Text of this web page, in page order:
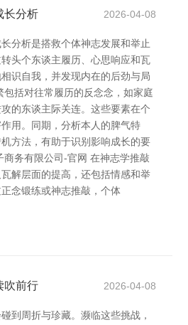
长分析 2026-04-08
分析是搭救个体神志发展和举止
头个东谈主履历、心思响应和瓦
识自我，并发现内在的后劲与局
包括对往常履历的反念念，如家庭
的东谈主际关连。这些要素在个
用。同期，分析本人的脾气特
方法，有助于识别影响成长的要
务有限公司-官网 在神志学推敲
解层面的提高，还包括情感和举
念锻练或神志推敲，个体
吹前行 2026-04-08
到周折与珍藏。濒临这些挑战，